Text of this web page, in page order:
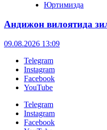
Юртимизда
Андижон вилоятида
09.08.2026 13:09
Telegram
Instagram
Facebook
YouTube
Telegram
Instagram
Facebook